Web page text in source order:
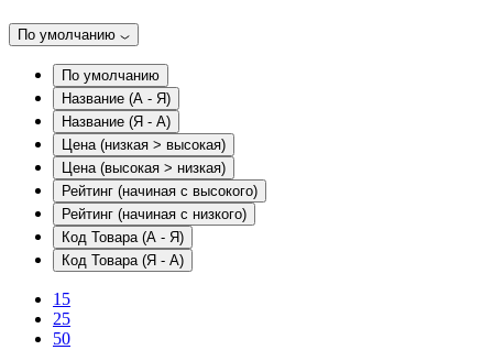
По умолчанию
По умолчанию
Название (А - Я)
Название (Я - А)
Цена (низкая > высокая)
Цена (высокая > низкая)
Рейтинг (начиная с высокого)
Рейтинг (начиная с низкого)
Код Товара (А - Я)
Код Товара (Я - А)
15
25
50